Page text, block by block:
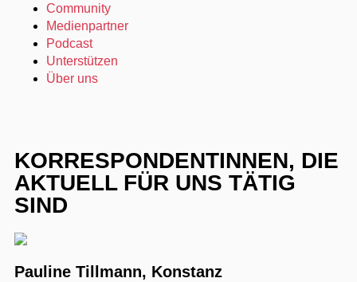
Community
Medienpartner
Podcast
Unterstützen
Über uns
KORRESPONDENTINNEN, DIE
AKTUELL FÜR UNS TÄTIG
SIND
Pauline Tillmann, Konstanz